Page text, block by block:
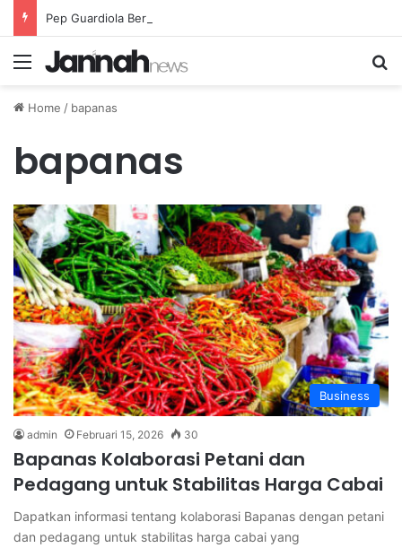
Menu
Home / bapanas
bapanas
Business
admin Februari 15, 2026 30
Bapanas Kolaborasi Petani dan
Pedagang untuk Stabilitas Harga Cabai
Dapatkan informasi tentang kolaborasi Bapanas dengan petani
dan pedagang untuk stabilitas harga cabai yang